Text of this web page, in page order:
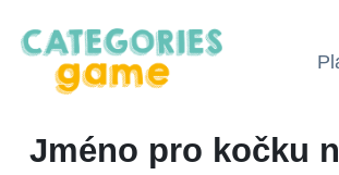
Jméno pro kočku